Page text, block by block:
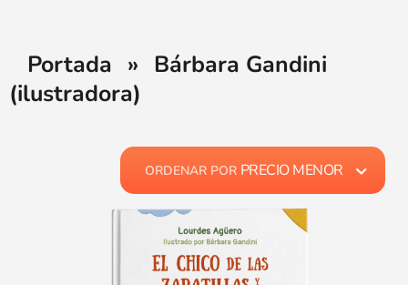
Portada » Bárbara Gandini
(ilustradora)
ORDENAR POR PRECIO MENOR